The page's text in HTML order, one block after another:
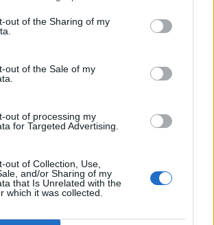
out of the Sharing of my
out of the Sale of my
out of processing my
for Targeted Advertising.
out of Collection, Use,
and/or Sharing of my
that Is Unrelated with the
which it was collected.